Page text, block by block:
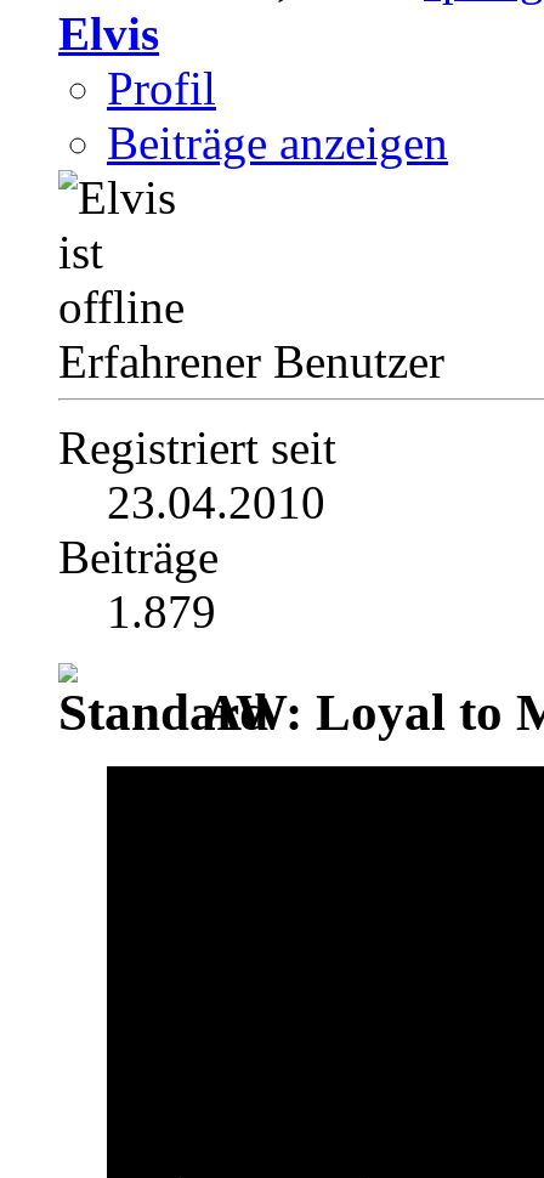
Elvis
Profil
Beiträge anzeigen
Erfahrener Benutzer
Registriert seit
23.04.2010
Beiträge
1.879
AW: Loyal to